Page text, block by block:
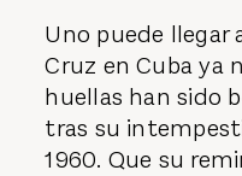
Uno puede llegar
Cruz en Cuba ya
huellas han sido
tras su
1960. Que su